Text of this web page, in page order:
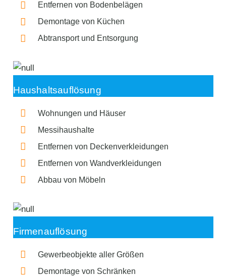
Entfernen von Bodenbelägen
Demontage von Küchen
Abtransport und Entsorgung
Haushaltsauflösung
Wohnungen und Häuser
Messihaushalte
Entfernen von Deckenverkleidungen
Entfernen von Wandverkleidungen
Abbau von Möbeln
Firmenauflösung
Gewerbeobjekte aller Größen
Demontage von Schränken